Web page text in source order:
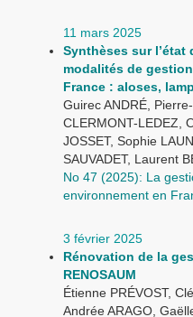
11 mars 2025
Synthèses sur
modalités de
France : aloses,
Guirec ANDRÉ,
CLERMONT-LEDEZ,
JOSSET, Sophie
SAUVADET, Laurent
No 47 (2025): La
environnement en
3 février 2025
Rénovation de la
RENOSAUM
Étienne PRÉVOST,
Andrée ARAGO,